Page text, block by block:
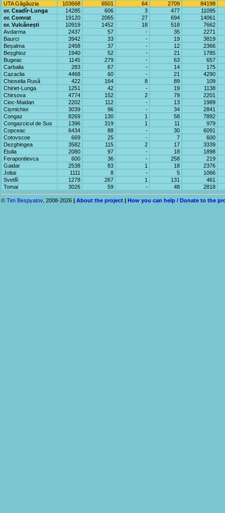
UTA Găgăuzia
103668 6501 64 2709
84198
or. Ceadîr-Lunga
14285 606 3 477
11095
or. Comrat
19120 2065 27 694
14061
or. Vulcănești
10919 1452 18 518
7662
Avdarma
2437 57 - 35
2271
Baurci
3942 33 - 19
3819
Beșalma
2458 37 - 12
2366
Beșghioz
1940 52 - 21
1785
Bugeac
1145 279 - 63
657
Carbalia
283 67 - 14
175
Cazaclia
4468 60 - 21
4290
Chioselia Rusă
422 164 8 89
109
Chiriet-Lunga
1251 42 - 19
1138
Chirsova
4774 152 2 79
2201
Cioc-Maidan
2202 112 - 13
1989
Cișmichioi
3039 96 - 34
2841
Congaz
8269 130 1 58
7892
Congazcicul de Sus
1396 319 1 11
979
Copceac
6434 88 - 30
6091
Cotovscoe
669 25 - 7
600
Dezghingea
3582 115 2 17
3339
Etulia
2080 97 - 18
1898
Ferapontievca
600 36 - 258
219
Gaidar
2538 83 1 18
2376
Joltai
1111 8 - 5
1066
Svetlîi
1278 267 1 131
461
Tomai
3026 59 - 48 2818
© Tim Bespyatov, 2008-2026 | About the project | How you can help / Donate to the